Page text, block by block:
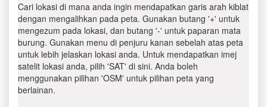
Cari lokasi di mana anda ingin mendapatkan garis arah kiblat
dengan mengalihkan pada peta. Gunakan butang '+' untuk
mengezum pada lokasi, dan butang '-' untuk paparan mata
burung. Gunakan menu di penjuru kanan sebelah atas peta
untuk lebih jelaskan lokasi anda. Untuk mendapatkan imej
satelit lokasi anda, pilih 'SAT' di sini. Anda boleh
menggunakan pilihan 'OSM' untuk pilihan peta yang
berlainan.